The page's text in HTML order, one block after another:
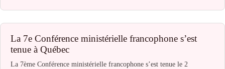
La 7e Conférence ministérielle francophone s’est
tenue à Québec
La 7ème Conférence ministérielle francophone s’est tenue le 2